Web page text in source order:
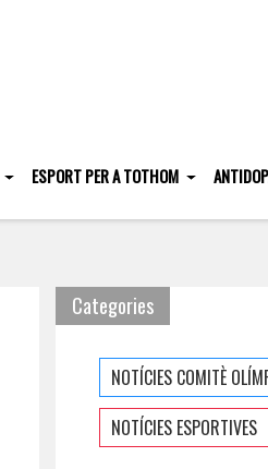
ESPORT PER A TOTHOM
Categories
NOTÍCIES COMITÈ
NOTÍCIES ESPORTIVES